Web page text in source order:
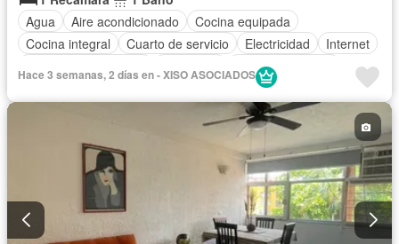
Agua
Aire acondicionado
Cocina equipada
Cocina integral
Cuarto de servicio Electricidad
Internet
Vista panorámica
Completamente amueblado
Hace 3 semanas, 2 días en - XISO ASOCIADOS